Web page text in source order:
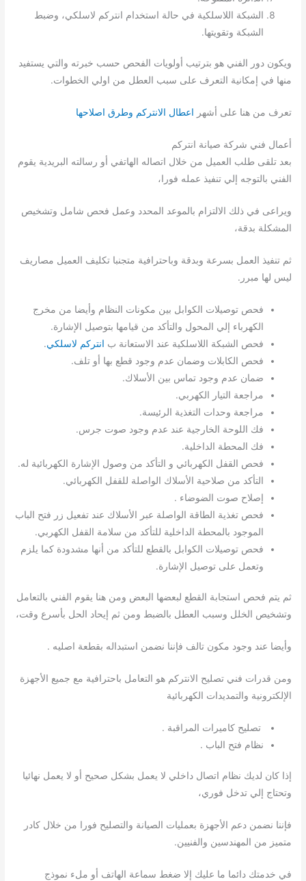
الشبكة اللاسلكية في حالة استخدام انتركم لاسلكي، وضبط
الشبكة وتقويتها.
ويكون دور الفني هو بترتيب أولويات الفحص حسب خبرته والتي يستفيد
منها في إمكانية التعرف على سبب العطل من اولي الخطوات.
تعرف من هنا على أشهر اعطال الانتركم وطرق اصلاحها
أعمال فني شركة صيانة انتركم
بعد تلقى طلب العميل من خلال اتصاله الهاتفي أو رسالته البريدية يقوم
الفني بالتوجه إلي تنفيذ عمله فورا،
ويراعى في ذلك الالتزام بالموعد المحدد وعمل فحص شامل وتشخيص
المشكلة بدقة،
ثم تنفيذ العمل بسرعة وبدقة وباحترافية متجنبا تكليف العميل مصاريف
ليس لها مبرر.
فحص توصيلات الكوابل بين مكونات النظام وأيضا من مخرج
الكهرباء إلي المحول والتأكد من قيامها بتوصيل الإشارة.
فحص الشبكة اللاسلكية عند الاستعانة ب انتركم لاسلكي.
فحص الكابلات وضمان عدم وجود قطع بها أو تلف.
ضمان عدم وجود تماس بين الأسلاك.
مراجعة التيار الكهربي.
مراجعة وحدات التغذية الرئيسة.
فك اللوحة الخارجية عند عدم وجود صوت جرس.
فك المحطة الداخلية.
فحص القفل الكهربائي و التأكد من وصول الإشارة الكهربائية له.
التأكد من صلاحية الأسلاك الواصلة للقفل الكهربائي.
إصلاح صوت الضوضاء .
فحص تغذية الطاقة الواصلة عبر الأسلاك عند تفعيل زر فتح الباب
الموجود بالمحطة الداخلية للتأكد من سلامة القفل الكهربي.
فحص توصيلات الكوابل بالقطع للتأكد من أنها مشدودة كما يلزم
وتعمل على توصيل الإشارة.
ثم يتم فحص استجابة القطع لبعضها البعض ومن هنا يقوم الفني بالتعامل
وتشخيص الخلل وسبب العطل بالضبط ومن ثم إيحاد الحل بأسرع وقت،
وأيضا عند وجود مكون تالف فإننا نضمن استبداله بقطعة اصليه .
ومن قدرات فني تصليح الانتركم هو التعامل باحترافية مع جميع الأجهزة
الإلكترونية والتمديدات الكهربائية
تصليح كاميرات المراقبة .
نظام فتح الباب .
إذا كان لديك نظام اتصال داخلي لا يعمل بشكل صحيح أو لا يعمل نهائيا
وتحتاج إلي تدخل فوري،
فإننا نضمن دعم الأجهزة بعمليات الصيانة والتصليح فورا من خلال كادر
متميز من المهندسين والفنيين.
في خدمتك دائما ما عليك إلا ضغط سماعة الهاتف أو ملء نموذج